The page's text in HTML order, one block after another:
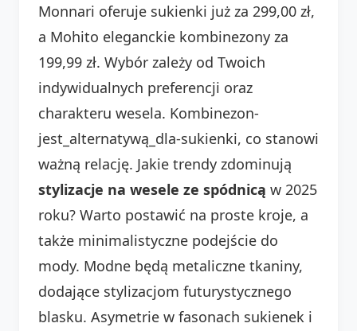
Monnari oferuje sukienki już za 299,00 zł,
a Mohito eleganckie kombinezony za
199,99 zł. Wybór zależy od Twoich
indywidualnych preferencji oraz
charakteru wesela. Kombinezon-
jest_alternatywą_dla-sukienki, co stanowi
ważną relację. Jakie trendy zdominują
stylizacje na wesele ze spódnicą w 2025
roku? Warto postawić na proste kroje, a
także minimalistyczne podejście do
mody. Modne będą metaliczne tkaniny,
dodające stylizacjom futurystycznego
blasku. Asymetrie w fasonach sukienek i